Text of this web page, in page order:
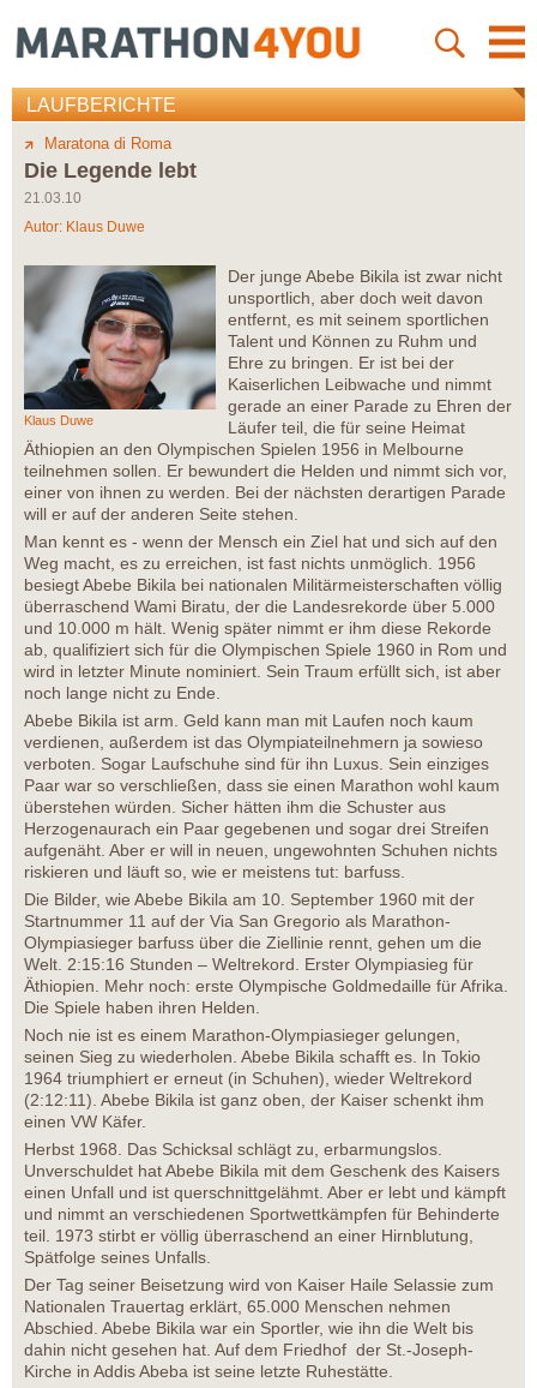
LAUFBERICHTE
Maratona di Roma
Die Legende lebt
21.03.10
Autor: Klaus Duwe
Klaus Duwe
Der junge Abebe Bikila ist zwar nicht
unsportlich, aber doch weit davon
entfernt, es mit seinem sportlichen
Talent und Können zu Ruhm und
Ehre zu bringen. Er ist bei der
Kaiserlichen Leibwache und nimmt
gerade an einer Parade zu Ehren der
Läufer teil, die für seine Heimat
Äthiopien an den Olympischen Spielen 1956 in Melbourne
teilnehmen sollen. Er bewundert die Helden und nimmt sich vor,
einer von ihnen zu werden. Bei der nächsten derartigen Parade
will er auf der anderen Seite stehen.
Man kennt es - wenn der Mensch ein Ziel hat und sich auf den
Weg macht, es zu erreichen, ist fast nichts unmöglich. 1956
besiegt Abebe Bikila bei nationalen Militärmeisterschaften völlig
überraschend Wami Biratu, der die Landesrekorde über 5.000
und 10.000 m hält. Wenig später nimmt er ihm diese Rekorde
ab, qualifiziert sich für die Olympischen Spiele 1960 in Rom und
wird in letzter Minute nominiert. Sein Traum erfüllt sich, ist aber
noch lange nicht zu Ende.
Abebe Bikila ist arm. Geld kann man mit Laufen noch kaum
verdienen, außerdem ist das Olympiateilnehmern ja sowieso
verboten. Sogar Laufschuhe sind für ihn Luxus. Sein einziges
Paar war so verschließen, dass sie einen Marathon wohl kaum
überstehen würden. Sicher hätten ihm die Schuster aus
Herzogenaurach ein Paar gegebenen und sogar drei Streifen
aufgenäht. Aber er will in neuen, ungewohnten Schuhen nichts
riskieren und läuft so, wie er meistens tut: barfuss.
Die Bilder, wie Abebe Bikila am 10. September 1960 mit der
Startnummer 11 auf der Via San Gregorio als Marathon-
Olympiasieger barfuss über die Ziellinie rennt, gehen um die
Welt. 2:15:16 Stunden – Weltrekord. Erster Olympiasieg für
Äthiopien. Mehr noch: erste Olympische Goldmedaille für Afrika.
Die Spiele haben ihren Helden.
Noch nie ist es einem Marathon-Olympiasieger gelungen,
seinen Sieg zu wiederholen. Abebe Bikila schafft es. In Tokio
1964 triumphiert er erneut (in Schuhen), wieder Weltrekord
(2:12:11). Abebe Bikila ist ganz oben, der Kaiser schenkt ihm
einen VW Käfer.
Herbst 1968. Das Schicksal schlägt zu, erbarmungslos.
Unverschuldet hat Abebe Bikila mit dem Geschenk des Kaisers
einen Unfall und ist querschnittgelähmt. Aber er lebt und kämpft
und nimmt an verschiedenen Sportwettkämpfen für Behinderte
teil. 1973 stirbt er völlig überraschend an einer Hirnblutung,
Spätfolge seines Unfalls.
Der Tag seiner Beisetzung wird von Kaiser Haile Selassie zum
Nationalen Trauertag erklärt, 65.000 Menschen nehmen
Abschied. Abebe Bikila war ein Sportler, wie ihn die Welt bis
dahin nicht gesehen hat. Auf dem Friedhof der St.-Joseph-
Kirche in Addis Abeba ist seine letzte Ruhestätte.